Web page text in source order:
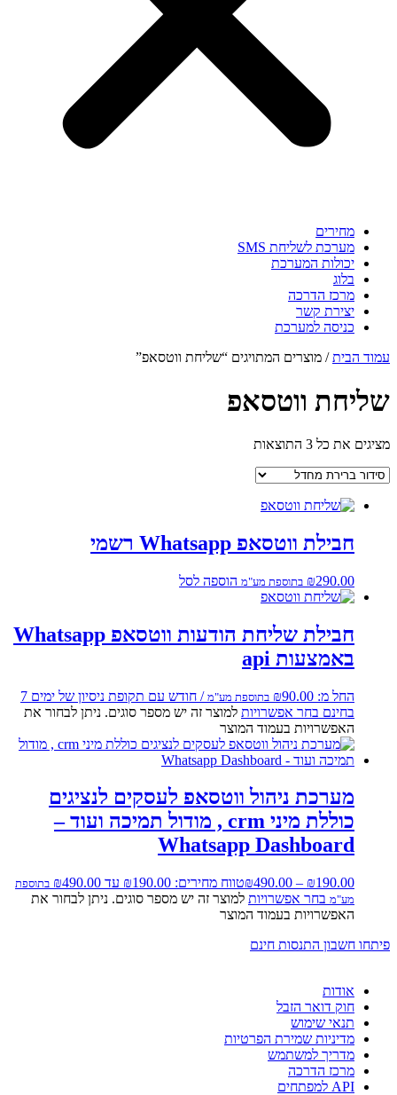
מחירים
מערכת לשליחת SMS
יכולות המערכת
בלוג
מרכז הדרכה
יצירת קשר
כניסה למערכת
עמוד הבית/ מוצרים המתויגים “שליחת ווטסאפ”
שליחת ווטסאפ
מציגים את כל ⁦3⁩ התוצאות
חבילת ווטסאפ Whatsapp רשמי
₪290.00 בתוספת מע"מ הוספה לסל
חבילת שליחת הודעות ווטסאפ Whatsapp
באמצעות api
החל מ: ₪90.00 בתוספת מע"מ
בחינם בחר אפשרויות למוצר זה יש מספר סוגים. ניתן לבחור את
האפשרויות בעמוד המוצר
מערכת ניהול ווטסאפ לעסקים לנציגים
כוללת מיני crm , מודול תמיכה ועוד –
Whatsapp Dashboard
₪190.00
–
₪490.00 טווח מחירים: ⁦₪190.00⁩ עד ⁦₪490.00⁩
בתוספת
מע"מ בחר אפשרויות למוצר זה יש מספר סוגים. ניתן לבחור את
האפשרויות בעמוד המוצר
פיתחו חשבון התנסות חינם
אודות
חוק דואר הזבל
תנאי שימוש
מדיניות שמירת הפרטיות
מדריך למשתמש
מרכז הדרכה
API למפתחים